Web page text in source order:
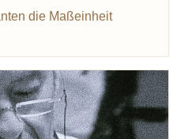
die Maßeinheit